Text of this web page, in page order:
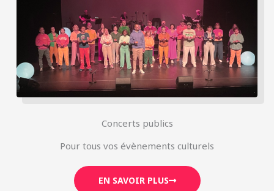
Concerts publics
Pour tous vos évènements culturels
EN SAVOIR PLUS